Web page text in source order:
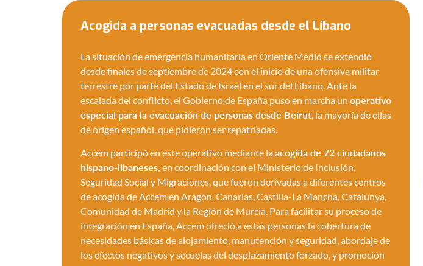
Acogida a personas evacuadas desde el Líbano
La situación de emergencia humanitaria en Oriente Medio se extendió
desde finales de septiembre de 2024 con el inicio de una ofensiva militar
terrestre por parte del Estado de Israel en el sur del Líbano. Ante la
escalada del conflicto, el Gobierno de España puso en marcha un operativo
especial para la evacuación de personas desde Beirut, la mayoría de ellas
de origen español, que pidieron ser repatriadas.
Accem participó en este operativo mediante laacogida de 72 ciudadanos
hispano-libaneses, en coordinación con el Ministerio de Inclusión,
Seguridad Social y Migraciones, que fueron derivadas a diferentes centros
de acogida de Accem en Aragón, Canarias, Castilla-La Mancha, Catalunya,
Comunidad de Madrid y la Región de Murcia. Para facilitar su proceso de
integración en España, Accem ofreció a estas personas la cobertura de
necesidades básicas de alojamiento, manutención y seguridad, abordaje de
los efectos negativos y secuelas del desplazamiento forzado, y promoción